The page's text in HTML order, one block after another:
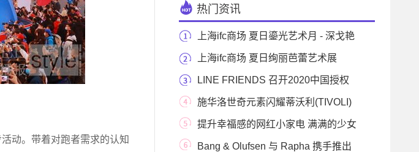
动。带着对跑者需求的认知
热门资讯
上海ifc商场 夏日鎏光艺术月 - 深戈艳
丽狂想曲上海ifc商场 夏日绚丽芭蕾艺术展
LINE FRIENDS 召开2020中国授权
商大会 新IP、新事业、
施华洛世奇元素闪耀蒂沃利(TIVOLI)
圣诞庆典
提升幸福感的网红小家电 满满的少女
心 Bang & Olufsen 与 Rapha 携手推出